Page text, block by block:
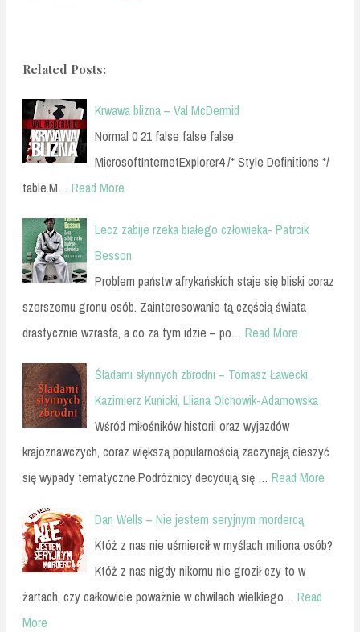
Related Posts:
Krwawa blizna – Val McDermid
Normal 0 21 false false false
MicrosoftInternetExplorer4 /* Style Definitions */
table.M… Read More
Lecz zabije rzeka białego człowieka- Patrcik
Besson
Problem państw afrykańskich staje się bliski coraz
szerszemu gronu osób. Zainteresowanie tą częścią świata
drastycznie wzrasta, a co za tym idzie – po… Read More
Śladami słynnych zbrodni – Tomasz Ławecki,
Kazimierz Kunicki, Lliana Olchowik-Adamowska
Wśród miłośników historii oraz wyjazdów
krajoznawczych, coraz większą popularnością zaczynają cieszyć
się wypady tematyczne.Podróżnicy decydują się … Read More
Dan Wells – Nie jestem seryjnym mordercą
Któż z nas nie uśmiercił w myślach miliona osób?
Któż z nas nigdy nikomu nie groził czy to w
żartach, czy całkowicie poważnie w chwilach wielkiego… Read
More